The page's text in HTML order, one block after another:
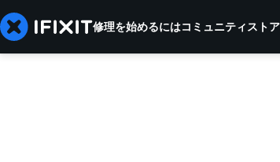
修理を始めるにはコミュニティストア